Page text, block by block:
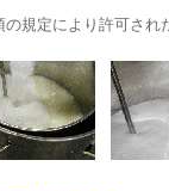
規定により許可され